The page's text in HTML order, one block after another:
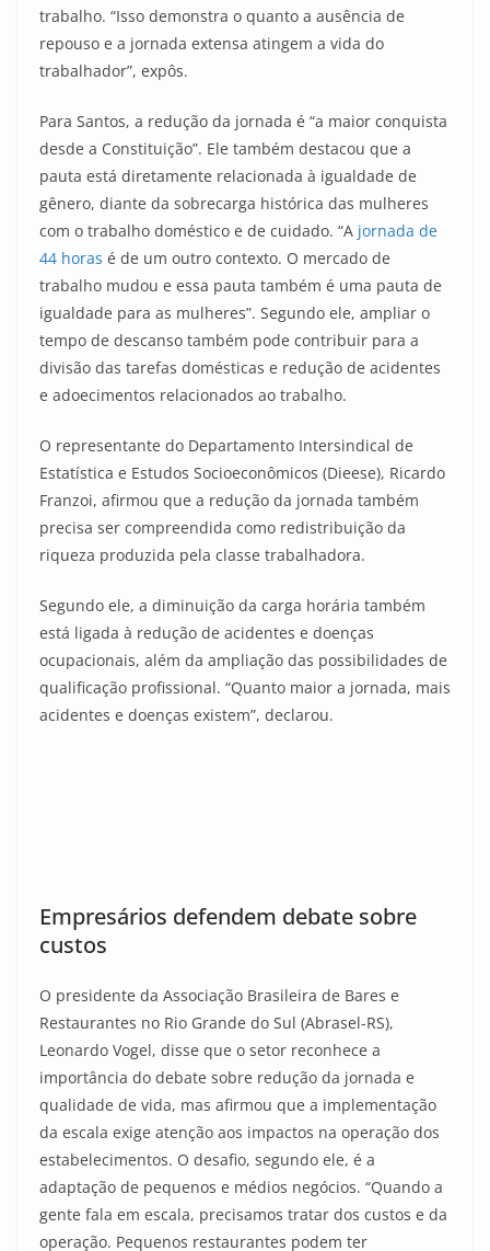
trabalho. “Isso demonstra o quanto a ausência de
repouso e a jornada extensa atingem a vida do
trabalhador”, expôs.
Para Santos, a redução da jornada é “a maior conquista
desde a Constituição”. Ele também destacou que a
pauta está diretamente relacionada à igualdade de
gênero, diante da sobrecarga histórica das mulheres
com o trabalho doméstico e de cuidado. “A jornada de
44 horas é de um outro contexto. O mercado de
trabalho mudou e essa pauta também é uma pauta de
igualdade para as mulheres”. Segundo ele, ampliar o
tempo de descanso também pode contribuir para a
divisão das tarefas domésticas e redução de acidentes
e adoecimentos relacionados ao trabalho.
O representante do Departamento Intersindical de
Estatística e Estudos Socioeconômicos (Dieese), Ricardo
Franzoi, afirmou que a redução da jornada também
precisa ser compreendida como redistribuição da
riqueza produzida pela classe trabalhadora.
Segundo ele, a diminuição da carga horária também
está ligada à redução de acidentes e doenças
ocupacionais, além da ampliação das possibilidades de
qualificação profissional. “Quanto maior a jornada, mais
acidentes e doenças existem”, declarou.
Empresários defendem debate sobre
custos
O presidente da Associação Brasileira de Bares e
Restaurantes no Rio Grande do Sul (Abrasel-RS),
Leonardo Vogel, disse que o setor reconhece a
importância do debate sobre redução da jornada e
qualidade de vida, mas afirmou que a implementação
da escala exige atenção aos impactos na operação dos
estabelecimentos. O desafio, segundo ele, é a
adaptação de pequenos e médios negócios. “Quando a
gente fala em escala, precisamos tratar dos custos e da
operação. Pequenos restaurantes podem ter